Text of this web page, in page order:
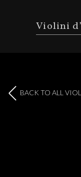
Violini
BACK TO ALL